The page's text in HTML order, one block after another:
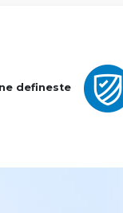
defineste